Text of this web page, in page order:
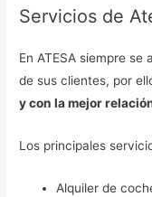
Servicios de
En ATESA siempre
de sus clientes, por
y con la mejor
Los principales
Alquiler de